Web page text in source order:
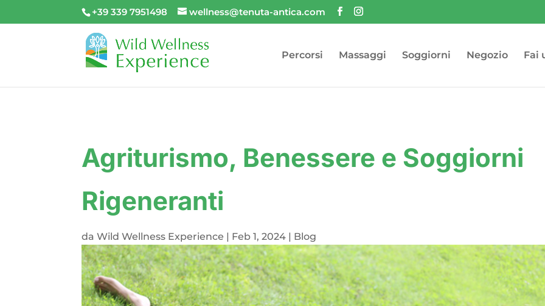
+39 339 7951498 wellness@tenuta-antica.com
Percorsi Massaggi Soggiorni Negozio Fai
Agriturismo, Benessere e Soggiorni
Rigeneranti
daWild Wellness Experience Feb 1, 2024 Blog